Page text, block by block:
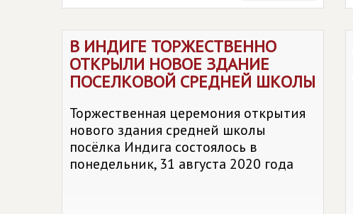
В ИНДИГЕ ТОРЖЕСТВЕННО
ОТКРЫЛИ НОВОЕ ЗДАНИЕ
ПОСЕЛКОВОЙ СРЕДНЕЙ ШКОЛЫ
Торжественная церемония открытия
нового здания средней школы
посёлка Индига состоялось в
понедельник, 31 августа 2020 года